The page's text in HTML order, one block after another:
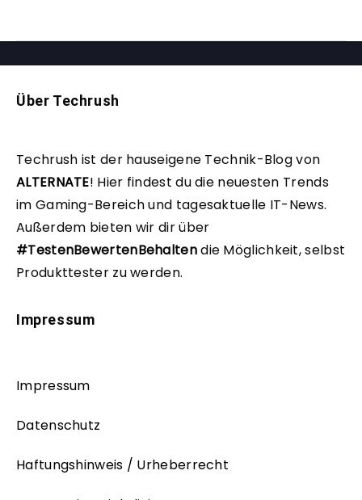
Über Techrush
Techrush ist der hauseigene Technik-Blog von
ALTERNATE! Hier findest du die neuesten Trends
im Gaming-Bereich und tagesaktuelle IT-News.
Außerdem bieten wir dir über
#TestenBewertenBehaltendie Möglichkeit, selbst
Produkttester zu werden.
Impressum
Impressum
Datenschutz
Haftungshinweis / Urheberrecht